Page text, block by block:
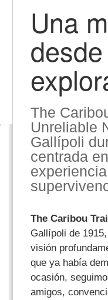
Una
The
Unreliable
Gallípoli
centrada
The Caribou
Gallípoli de
visión
que ya había
ocasión,
amigos,